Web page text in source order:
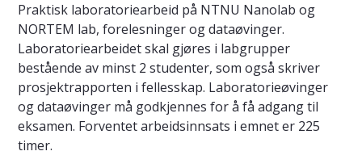
Praktisk laboratoriearbeid på NTNU Nanolab og
NORTEM lab, forelesninger og dataøvinger.
Laboratoriearbeidet skal gjøres i labgrupper
bestående av minst 2 studenter, som også skriver
prosjektrapporten i fellesskap. Laboratorieøvinger
og dataøvinger må godkjennes for å få adgang til
eksamen. Forventet arbeidsinnsats i emnet er 225
timer.